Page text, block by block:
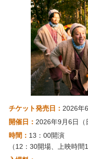
チケット発売日： 2026年
開催日： 2026年9月6日（
時間： 13：00開演
（12：30開場、上映時間